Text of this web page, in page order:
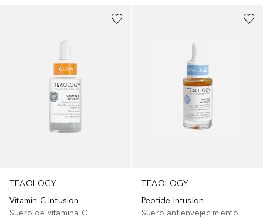
TEAOLOGY
Vitamin C Infusion
Suero de vitamina C
TEAOLOGY
Peptide Infusion
Suero antienvejecimiento